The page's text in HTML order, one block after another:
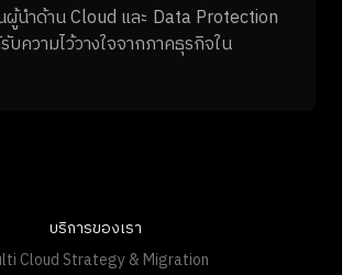
ผู้นำด้าน Cloud และ Data Protection
บความไว้วางใจจากภาคธุรกิจใน
บริการของเรา
Cloud Strategy & Migration